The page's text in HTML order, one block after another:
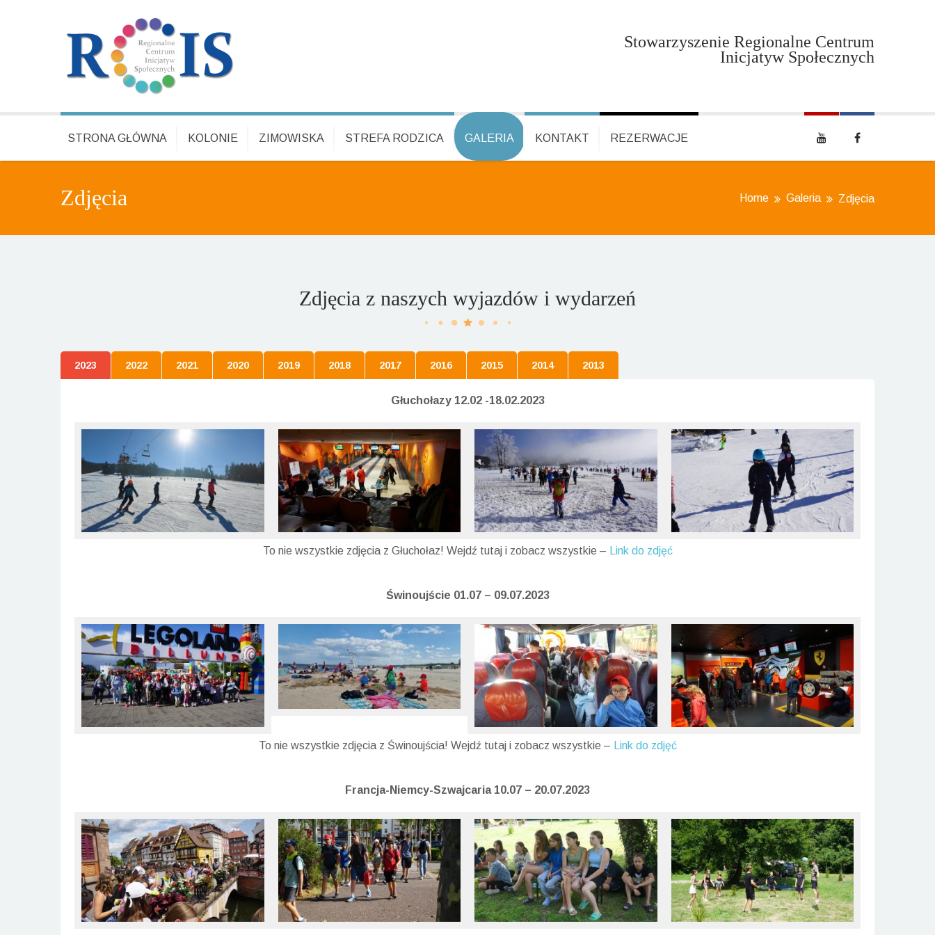
Stowarzyszenie Regionalne Centrum
Inicjatyw Społecznych
STRONA GŁÓWNA KOLONIE ZIMOWISKA STREFA RODZICA GALERIA KONTAKT REZERWACJE
Zdjęcia Home Galeria Zdjęcia
Zdjęcia z naszych wyjazdów i wydarzeń
2023 2022 2021 2020 2019 2018 2017 2016 2015 2014 2013
Głuchołazy 12.02 -18.02.2023
To nie wszystkie zdjęcia z Głuchołaz! Wejdź tutaj i zobacz wszystkie – Link do zdjęć
Świnoujście 01.07 – 09.07.2023
To nie wszystkie zdjęcia z Świnoujścia! Wejdź tutaj i zobacz wszystkie – Link do zdjęć
Francja-Niemcy-Szwajcaria 10.07 – 20.07.2023